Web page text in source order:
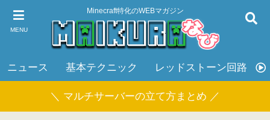
MENU
Minecraft特化のWEBマガジン
ニュース 基本テクニック レッドストーン回路
＼ マルチサーバーの立て方まとめ ／